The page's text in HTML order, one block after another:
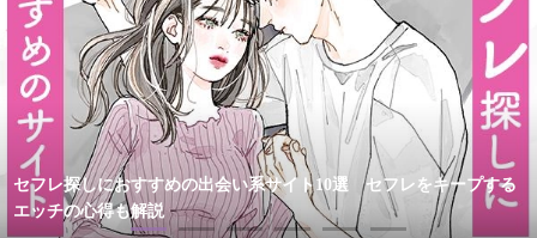
セフレ探しにおすすめの出会い系サイト10選 セフレをキープする
エッチの心得も解説